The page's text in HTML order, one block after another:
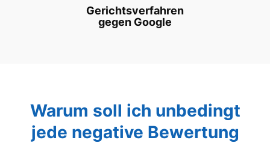
Gerichtsverfahren
gegen Google
Warum soll ich unbedingt
jede negative Bewertung